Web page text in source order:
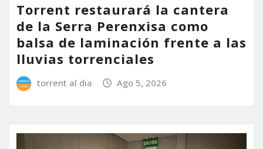
Torrent restaurará la cantera
de la Serra Perenxisa como
balsa de laminación frente a las
lluvias torrenciales
torrent al dia Ago 5, 2026